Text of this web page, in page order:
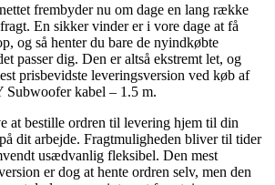
frembyder nu om dage en lang række
En sikker vinder er i vore dage at få
og så henter du bare de nyindkøbte
passer dig. Den er altså ekstremt let, og
prisbevidste leveringsversion ved køb af
kabel – 1.5 m.
at bestille ordren til levering hjem til din
dit arbejde. Fragtmuligheden bliver til tider
usædvanlig fleksibel. Den mest
er dog at hente ordren selv, men den